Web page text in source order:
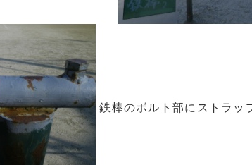
鉄棒のボルト部にストラッ